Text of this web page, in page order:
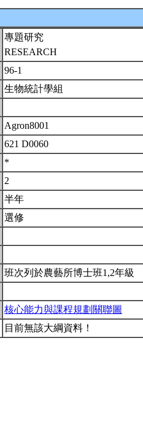
專題研究
RESEARCH
96-1
生物統計學組
Agron8001
621 D0060
*
2
半年
選修
班次列於農藝所博士班1,2年級
核心能力與課程規劃關聯圖
目前無該大綱資料！